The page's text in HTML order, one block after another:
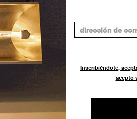
Inscribiéndote,
acepto
artesanal.
la carta astral con
milenario arte del
a fabricar